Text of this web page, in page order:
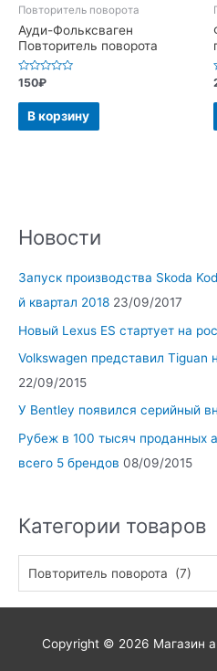
Новости
Запуск производства Skoda
й квартал 2018 23/09/2017
Новый Lexus ES стартует на
Volkswagen представил Tiguan
22/09/2015
У Bentley появился серийный
Рубеж в 100 тысяч проданных
всего 5 брендов 08/09/2015
Категории товаров
Повторитель поворота (7)
Повторитель поворота
Ауди-Фольксваген
Повторитель поворота
Оценка
0
из
150₽
В корзину
Copyright © 2026 Магазин